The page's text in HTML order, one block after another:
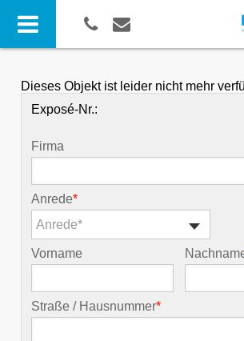
Dieses Objekt ist leider nicht mehr
Exposé-Nr.:
Firma
Anrede*
Anrede*
Vorname
Straße / Hausnummer*